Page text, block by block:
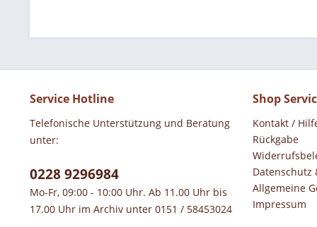
Service Hotline
Telefonische Unterstützung und Beratung
unter:
0228 9296984
Mo-Fr, 09:00 - 10:00 Uhr. Ab 11.00 Uhr bis
17.00 Uhr im Archiv unter 0151 / 58453024
Shop
Kontakt /
Rückgabe
Datenschutz
Allgemeine
Impressum